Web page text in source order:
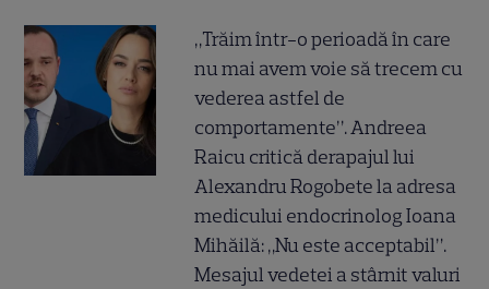
„Trăim într-o perioadă în care
nu mai avem voie să trecem cu
vederea astfel de
comportamente”. Andreea
Raicu critică derapajul lui
Alexandru Rogobete la adresa
medicului endocrinolog Ioana
Mihăilă: „Nu este acceptabil”.
Mesajul vedetei a stârnit valuri